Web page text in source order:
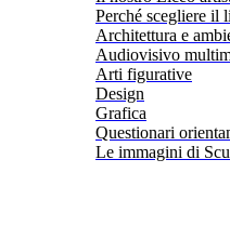
Perché scegliere il
Architettura e
Audiovisivo
Arti figurative
Design
Grafica
Questionari
Le immagini di